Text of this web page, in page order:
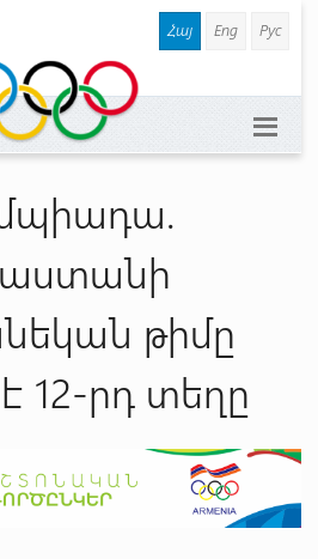
Հայ Eng Рус
թիմը
12-րդ տեղը